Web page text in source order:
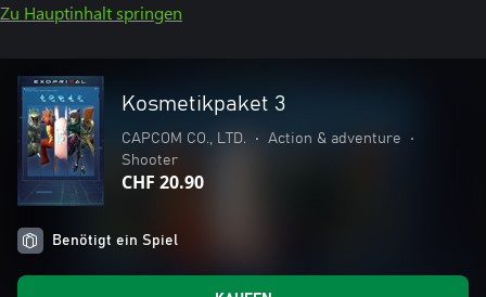
Zu Hauptinhalt springen
Kosmetikpaket 3
CAPCOM CO., LTD. • Action & adventure
•
Shooter
CHF 20.90
Benötigt ein Spiel